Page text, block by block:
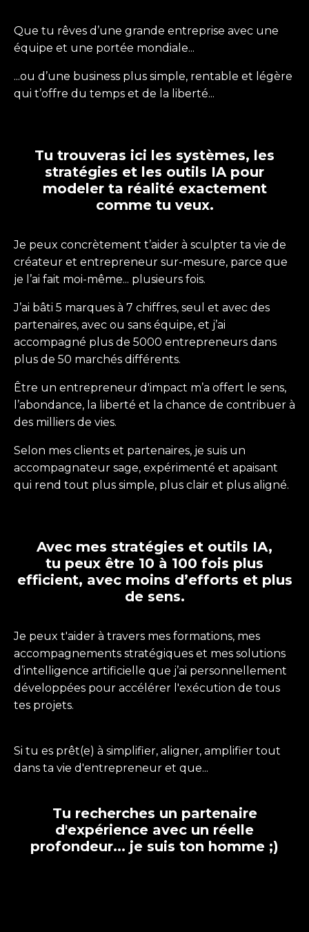
Que tu rêves d’une grande entreprise avec une
équipe et une portée mondiale...
...ou d’une business plus simple, rentable et légère
qui t’offre du temps et de la liberté...
Tu trouveras ici les systèmes, les
stratégies et les outils IA pour
modeler ta réalité exactement
comme tu veux.
Je peux concrètement t’aider à sculpter ta vie de
créateur et entrepreneur sur-mesure, parce que
je l’ai fait moi-même... plusieurs fois.
J’ai bâti 5 marques à 7 chiffres, seul et avec des
partenaires, avec ou sans équipe, et j’ai
accompagné plus de 5000 entrepreneurs dans
plus de 50 marchés différents.
Être un entrepreneur d'impact m’a offert le sens,
l’abondance, la liberté et la chance de contribuer à
des milliers de vies.
Selon mes clients et partenaires, je suis un
accompagnateur sage, expérimenté et apaisant
qui rend tout plus simple, plus clair et plus aligné.
Avec mes stratégies et outils IA,
tu peux être 10 à 100 fois plus
efficient, avec moins d’efforts et plus
de sens.
Je peux t'aider à travers mes formations, mes
accompagnements stratégiques et mes solutions
d’intelligence artificielle que j’ai personnellement
développées pour accélérer l'exécution de tous
tes projets.
Si tu es prêt(e) à simplifier, aligner, amplifier tout
dans ta vie d'entrepreneur et que...
Tu recherches un partenaire
d'expérience avec un réelle
profondeur... je suis ton homme ;)